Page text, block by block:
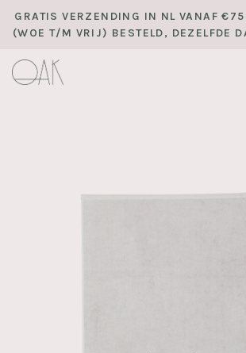
GRATIS VERZENDING IN NL VANAF
(WOE T/M VRIJ) BESTELD, DEZELFDE